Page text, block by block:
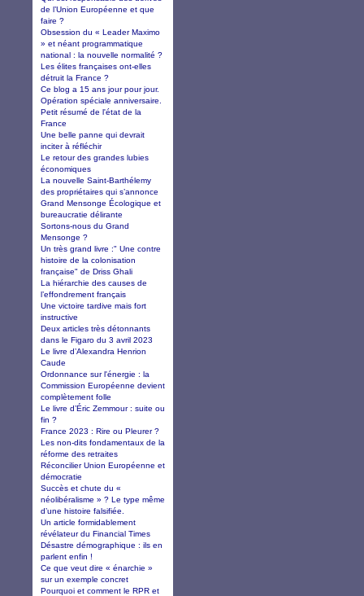
de l’Union Européenne et que
faire ?
Obsession du « Leader Maximo
» et néant programmatique
national : la nouvelle normalité ?
Les élites françaises ont-elles
détruit la France ?
Ce blog a 15 ans jour pour jour.
Opération spéciale anniversaire.
Petit résumé de l'état de la
France
Une belle panne qui devrait
inciter à réfléchir
Le retour des grandes lubies
économiques
La nouvelle Saint-Barthélemy
des propriétaires qui s’annonce
Grand Mensonge Écologique et
bureaucratie délirante
Sortons-nous du Grand
Mensonge ?
Un très grand livre :" Une contre
histoire de la colonisation
française" de Driss Ghali
La hiérarchie des causes de
l’effondrement français
Une victoire tardive mais fort
instructive
Deux articles très détonnants
dans le Figaro du 3 avril 2023
Le livre d’Alexandra Henrion
Caude
Ordonnance sur l'énergie : la
Commission Européenne devient
complètement folle
Le livre d’Éric Zemmour : suite ou
fin ?
France 2023 : Rire ou Pleurer ?
Les non-dits fondamentaux de la
réforme des retraites
Réconcilier Union Européenne et
démocratie
Succès et chute du «
néolibéralisme » ? Le type même
d’une histoire falsifiée.
Un article formidablement
révélateur du Financial Times
Désastre démographique : ils en
parlent enfin !
Ce que veut dire « énarchie »
sur un exemple concret
Pourquoi et comment le RPR et